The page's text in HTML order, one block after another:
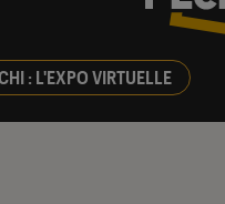
: L'EXPO VIRTUELLE